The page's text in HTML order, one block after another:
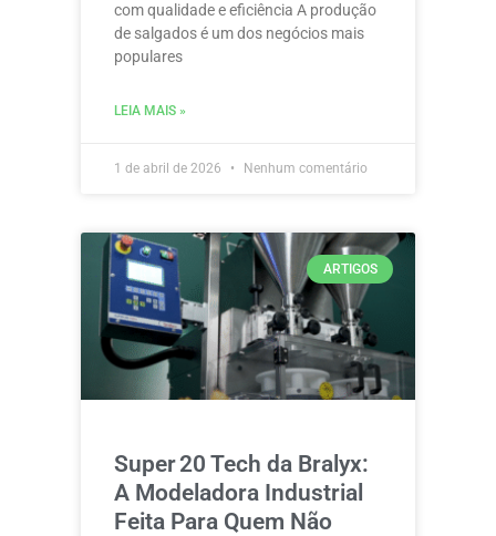
com qualidade e eficiência A produção
de salgados é um dos negócios mais
populares
LEIA MAIS »
1 de abril de 2026 Nenhum comentário
ARTIGOS
Super 20 Tech da Bralyx:
A Modeladora Industrial
Feita Para Quem Não